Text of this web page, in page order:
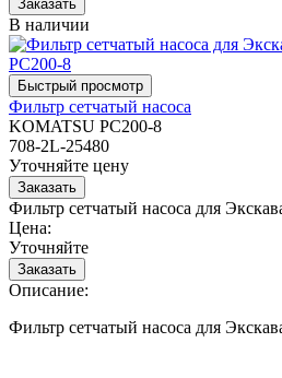
В наличии
Фильтр сетчатый насоса
KOMATSU PC200-8
708-2L-25480
Уточняйте цену
Фильтр сетчатый насоса для
Цена:
Уточняйте
Описание:
Фильтр сетчатый насоса для